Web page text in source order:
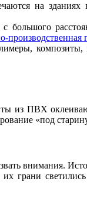
на
производственная
композиты,
из ПВХ
«под
внимания.
грани